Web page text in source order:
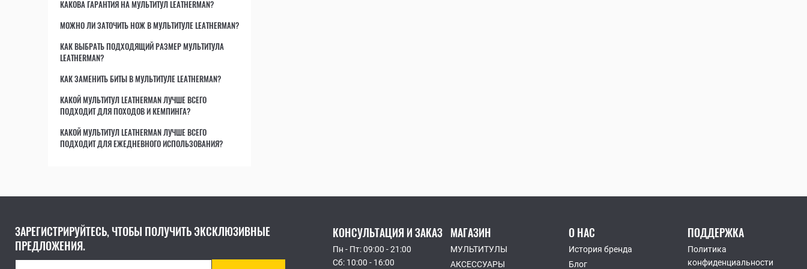
ВСЕ МУЛЬТИТУЛЫ
ВСЕ АКСЕССУАРЫ
КАКОВА ГАРАНТИЯ НА МУЛЬТИТУЛ LEATHERMAN?
МОЖНО ЛИ ЗАТОЧИТЬ НОЖ В МУЛЬТИТУЛЕ LEATHERMAN?
КАК ВЫБРАТЬ ПОДХОДЯЩИЙ РАЗМЕР МУЛЬТИТУЛА
LEATHERMAN?
КАК ЗАМЕНИТЬ БИТЫ В МУЛЬТИТУЛЕ LEATHERMAN?
КАКОЙ МУЛЬТИТУЛ LEATHERMAN ЛУЧШЕ ВСЕГО
ПОДХОДИТ ДЛЯ ПОХОДОВ И КЕМПИНГА?
КАКОЙ МУЛЬТИТУЛ LEATHERMAN ЛУЧШЕ ВСЕГО
ПОДХОДИТ ДЛЯ ЕЖЕДНЕВНОГО ИСПОЛЬЗОВАНИЯ?
ЗАРЕГИСТРИРУЙТЕСЬ, ЧТОБЫ ПОЛУЧИТЬ ЭКСКЛЮЗИВНЫЕ
ПРЕДЛОЖЕНИЯ.
КОНСУЛЬТАЦИЯ И ЗАКАЗ
Пн - Пт: 09:00 - 21:00
Сб: 10:00 - 16:00
МАГАЗИН
МУЛЬТИТУЛЫ
АКСЕССУАРЫ
О НАС
История бренда
Блог
ПОДДЕРЖКА
Политика
конфиденциальности